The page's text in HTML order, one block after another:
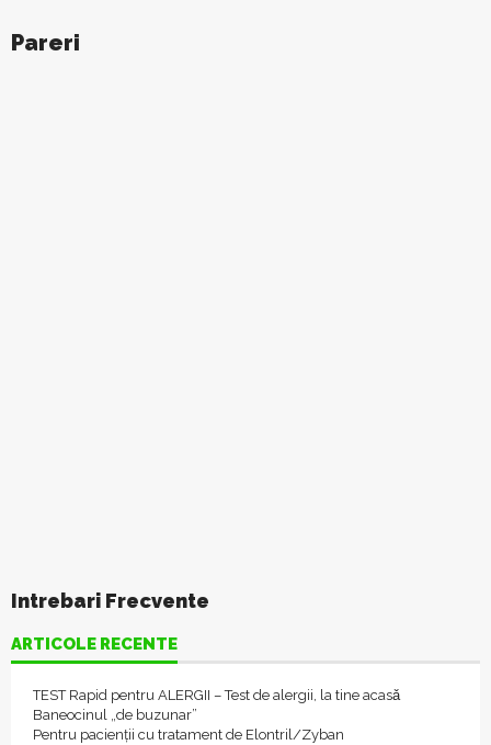
Pareri
Intrebari Frecvente
ARTICOLE RECENTE
TEST Rapid pentru ALERGII – Test de alergii, la tine acasǎ
Baneocinul „de buzunar”
Pentru pacienții cu tratament de Elontril/Zyban